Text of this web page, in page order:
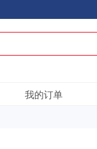
我的订单